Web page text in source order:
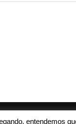
Colabora con
entendemos